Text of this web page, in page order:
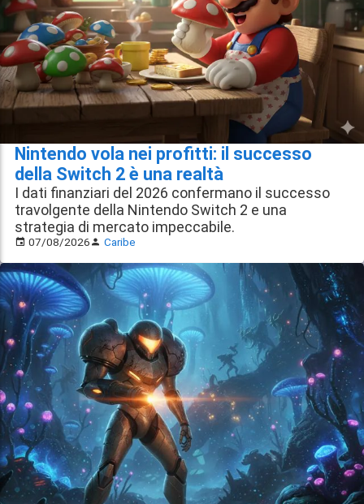
Nintendo vola nei profitti: il successo
della Switch 2 è una realtà
I dati finanziari del 2026 confermano il successo
travolgente della Nintendo Switch 2 e una
strategia di mercato impeccabile.
07/08/2026 Caribe